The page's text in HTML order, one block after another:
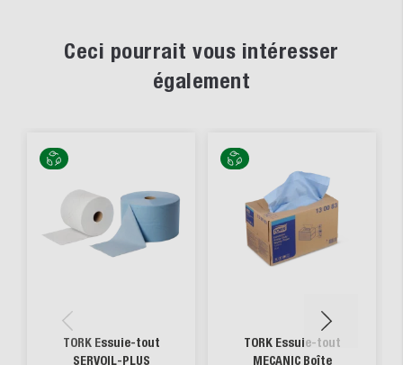
Ceci pourrait vous intéresser
également
TORK Essuie-tout
SERVOIL-PLUS
TORK Essuie-tout
MECANIC Boîte